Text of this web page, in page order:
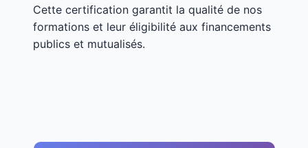
Cette certification garantit la qualité de nos
formations et leur éligibilité aux financements
publics et mutualisés.